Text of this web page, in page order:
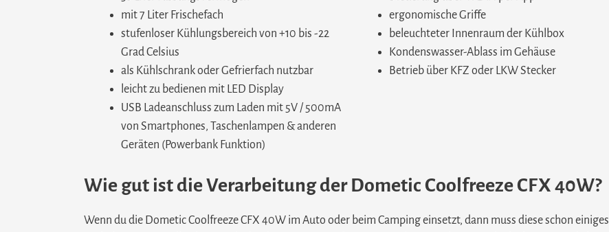
mit 7 Liter Frischefach
stufenloser Kühlungsbereich von +10 bis -22
Grad Celsius
als Kühlschrank oder Gefrierfach nutzbar
leicht zu bedienen mit LED Display
USB Ladeanschluss zum Laden mit 5V / 500mA
von Smartphones, Taschenlampen & anderen
Geräten (Powerbank Funktion)
ergonomische Griffe
beleuchteter Innenraum der Kühlbox
Kondenswasser-Ablass im Gehäuse
Betrieb über KFZ oder LKW Stecker
Wie gut ist die Verarbeitung der Dometic Coolfreeze CFX 40W?
Wenn du die Dometic Coolfreeze CFX 40W im Auto oder beim Camping einsetzt, dann muss diese schon einiges